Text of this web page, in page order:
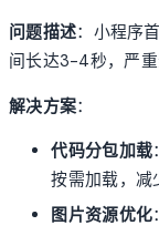
问题描述：小程序
间长达3-4秒，严重
解决方案：
代码分包加载
按需加载，减
图片资源优化：